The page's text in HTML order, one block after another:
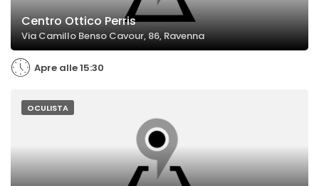
Centro Ottico Perris
Via Camillo Benso Cavour, 86, Ravenna
Apre alle 15:30
OCULISTA